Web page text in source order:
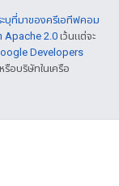
บุที่มาของครีเอทีฟคอม
Apache 2.0เว้นแต่จะ
Developers
รือบริษัทในเครือ